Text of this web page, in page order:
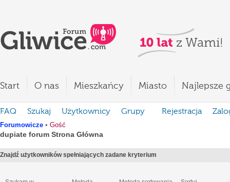
Start O nas Mieszkańcy Miasto Najlepsze
FAQ Szukaj Użytkownicy Grupy Rejestracja
Forumowicze • Gość
dupiate forum Strona Główna
Znajdź użytkowników spełniających zadane kryterium